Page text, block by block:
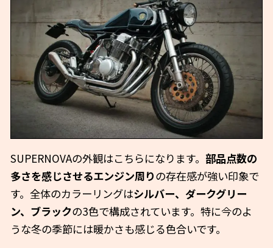
SUPERNOVAの外観はこちらになります。 部品点数の
多さを感じさせるエンジン周りの存在感が強い印象で
す。全体のカラーリングはシルバー、ダークグリー
ン、ブラックの3色で構成されています。特に今のよ
うな冬の季節には暖かさも感じる色合いです。